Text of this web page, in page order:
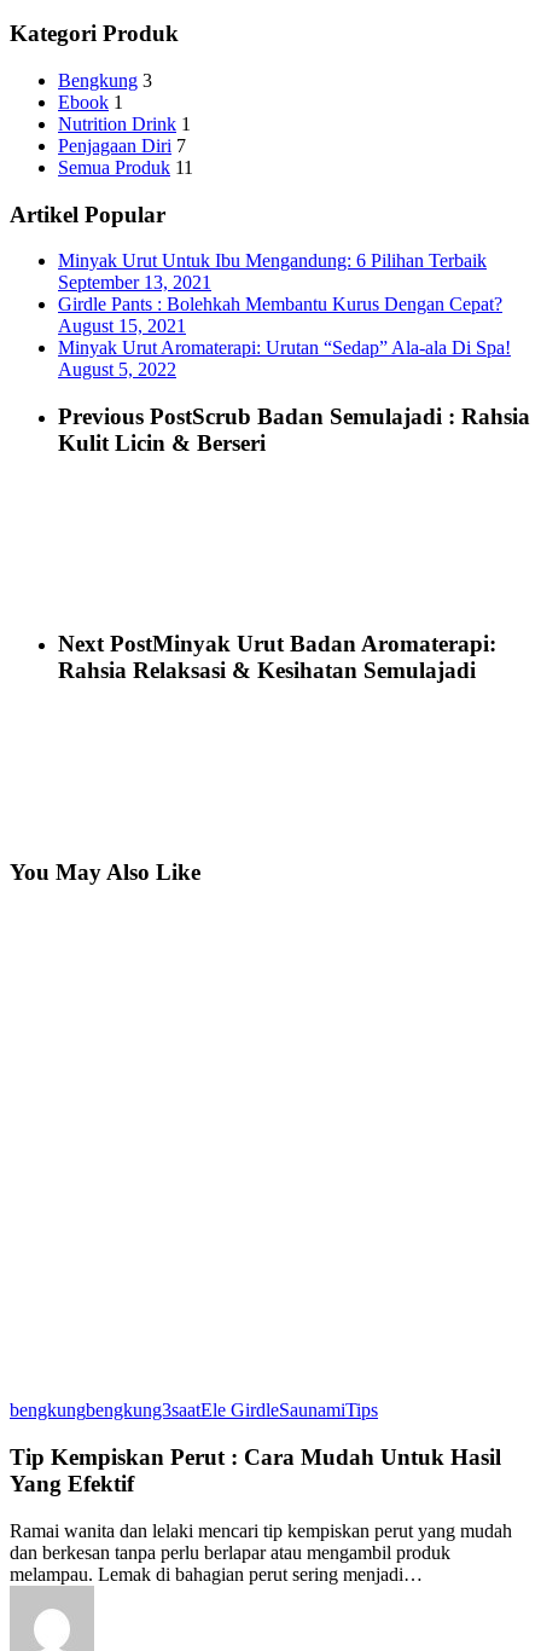
Kategori Produk
Bengkung 3
Ebook 1
Nutrition Drink 1
Penjagaan Diri 7
Semua Produk 11
Artikel Popular
Minyak Urut Untuk Ibu Mengandung: 6 Pilihan Terbaik
September 13, 2021
Girdle Pants : Bolehkah Membantu Kurus Dengan Cepat?
August 15, 2021
Minyak Urut Aromaterapi: Urutan “Sedap” Ala-ala Di Spa!
August 5, 2022
Previous PostScrub Badan Semulajadi : Rahsia
Kulit Licin & Berseri
Next PostMinyak Urut Badan Aromaterapi:
Rahsia Relaksasi & Kesihatan Semulajadi
You May Also Like
bengkungbengkung3saatEle GirdleSaunamiTipsTip
Perut
Untuk
Hasil
Yang
Tip Kempiskan Perut : Cara Mudah Untuk Hasil
Yang Efektif
Ramai wanita dan lelaki mencari tip kempiskan perut yang mudah
dan berkesan tanpa perlu berlapar atau mengambil produk
melampau. Lemak di bahagian perut sering menjadi…